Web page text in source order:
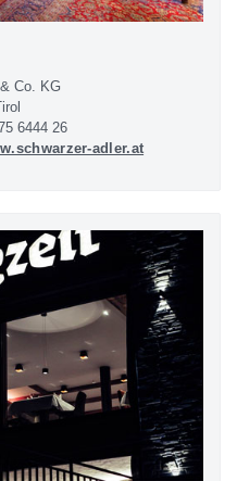
Co. KG
6444 26
adler.at